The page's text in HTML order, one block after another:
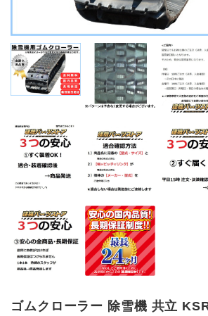
ゴムクローラー 除雪機 共立